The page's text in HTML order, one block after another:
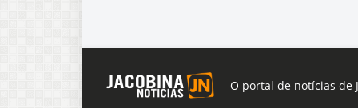
O portal de notícias de